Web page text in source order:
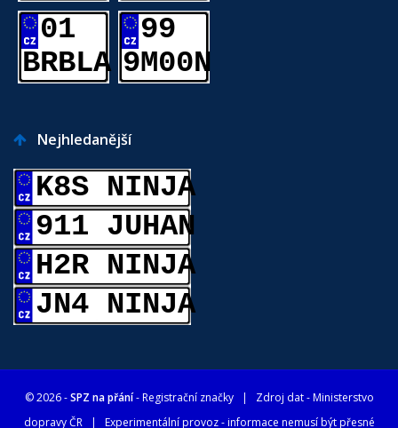
01
BRBLA
99
9M00N
Nejhledanější
K8S NINJA
911 JUHAN
H2R NINJA
JN4 NINJA
© 2026 -SPZ na přání- Registrační značky| Zdroj dat -Ministerstvo
dopravy ČR| Experimentální provoz - informace nemusí být přesné